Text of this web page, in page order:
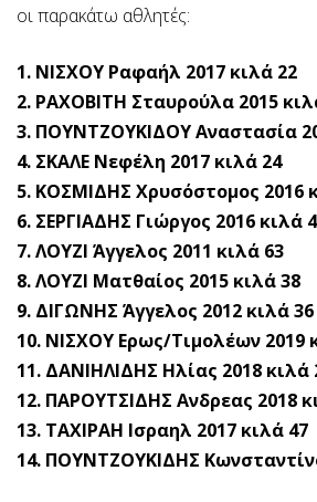
οι παρακάτω αθλητές:
1. ΝΙΣΧΟΥ Ραφαήλ 2017 κιλά 22
2. ΡΑΧΟΒΙΤΗ Σταυρούλα 2015
3. ΠΟΥΝΤΖΟΥΚΙΔΟΥ Αναστασία
4. ΣΚΑΛΕ Νεφέλη 2017 κιλά 24
5. ΚΟΣΜΙΔΗΣ Χρυσόστομος 2016
6. ΣΕΡΓΙΑΔΗΣ Γιώργος 2016 κιλά
7. ΛΟΥΖΙ Άγγελος 2011 κιλά 63
8. ΛΟΥΖΙ Ματθαίος 2015 κιλά 38
9. ΔΙΓΩΝΗΣ Άγγελος 2012 κιλά 36
10. ΝΙΣΧΟΥ Ερως/Τιμολέων 2019
11. ΔΑΝΙΗΛΙΔΗΣ Ηλίας 2018 κιλά
12. ΠΑΡΟΥΤΣΙΔΗΣ Ανδρεας 2018
13. ΤΑΧΙΡΑΗ Ισραηλ 2017 κιλά 47
14. ΠΟΥΝΤΖΟΥΚΙΔΗΣ